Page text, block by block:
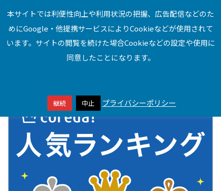
本サイトはアフィリエイトプログラムによる収益を得ています
本サイトでは利便性向上や利用状況の把握、広告配信などのた
めにGoogle・他提携サービスによりCookieなどが使用されて
います。サイトの閲覧を続けた場合Cookieなどの設定や使用に
同意したことになります。
継続 中止 プライバシーポリシー